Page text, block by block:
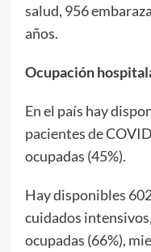
salud, 956
años.
Ocupación
En el país hay
pacientes de
ocupadas (45%).
Hay disponibles
cuidados
ocupadas (66%),